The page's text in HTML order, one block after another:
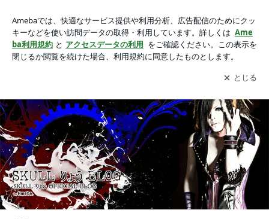
wered by Ameba
アプリをダウンロードして ブログの更新通知
を受け取りまし
ょう。
開く